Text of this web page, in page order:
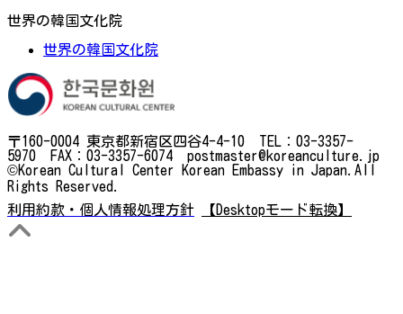
世界の韓国文化院
世界の韓国文化院
〒160-0004 東京都新宿区四谷4-4-10 TEL：03-3357-
5970 FAX：03-3357-6074 postmaster@koreanculture.jp
©Korean Cultural Center Korean Embassy in Japan.All
Rights Reserved.
利用約款・個人情報処理方針
【Desktopモード転換】